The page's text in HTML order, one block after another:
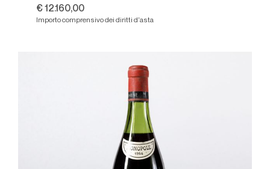
€ 12.160,00
Importo comprensivo dei diritti d'asta